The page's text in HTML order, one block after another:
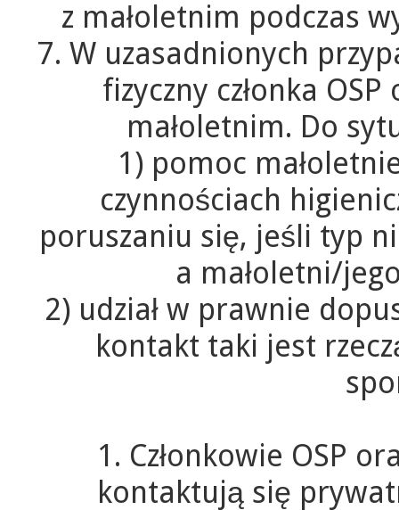
z małoletnim podczas
7. W uzasadnionych
fizyczny członka
małoletnim. Do
1) pomoc
czynnościach
poruszaniu się, jeśli typ
a małoletni/
2) udział w prawnie
kontakt taki jest
1. Członkowie OSP
kontaktują się